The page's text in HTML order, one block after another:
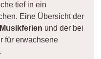
tief in ein
Eine Übersicht der
und der bei
für erwachsene
.